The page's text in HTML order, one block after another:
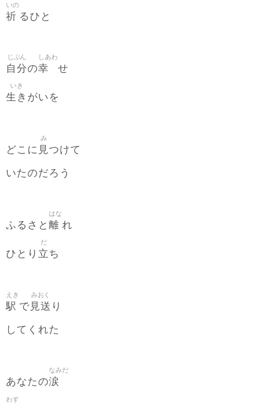
祈
いの
るひと
自分
じぶん
の幸
しあわ
せ
生き
いき
がいを
どこに 見
み
つけて
いたのだろう
ふるさと 離
はな
れ
ひとり 立
だ
ち
駅
えき
で 見送
みおく
り
してくれた
あなたの涙
なみだ
わす